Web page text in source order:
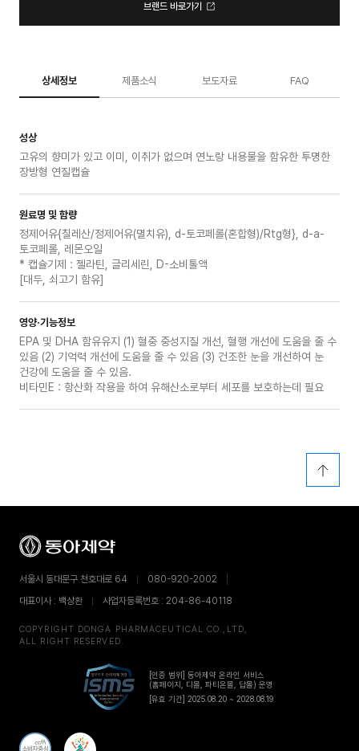
브랜드 바로가기
상세정보 제품소식 보도자료 FAQ
성상
고유의 향미가 있고 이미, 이취가 없으며 연노랑 내용물을 함유한 투명한
장방형 연질캡슐
원료명 및 함량
정제어유{칠레산/정제어유(멸치유), d-토코페롤(혼합형)/Rtg형}, d-a-
토코페롤, 레몬오일
* 캡슐기제 : 젤라틴, 글리세린, D-소비톨액
[대두, 쇠고기 함유]
영양·기능정보
EPA 및 DHA 함유유지 (1) 혈중 중성지질 개선, 혈행 개선에 도움을 줄 수
있음 (2) 기억력 개선에 도움을 줄 수 있음 (3) 건조한 눈을 개선하여 눈
건강에 도움을 줄 수 있음.
비타민E : 항산화 작용을 하여 유해산소로부터 세포를 보호하는데 필요
서울시 동대문구 천호대로 64
080-920-2002
대표이사 : 백상환
사업자등록번호 : 204-86-40118
COPYRIGHT DONGA PHARMACEUTICAL CO.,LTD,
ALL RIGHT RESERVED.
[인증 범위] 동아제약 온라인 서비스
(홈페이지, 디몰, 파티온몰, 답몰) 운영
[유효 기간] 2025.08.20 ~ 2028.08.19